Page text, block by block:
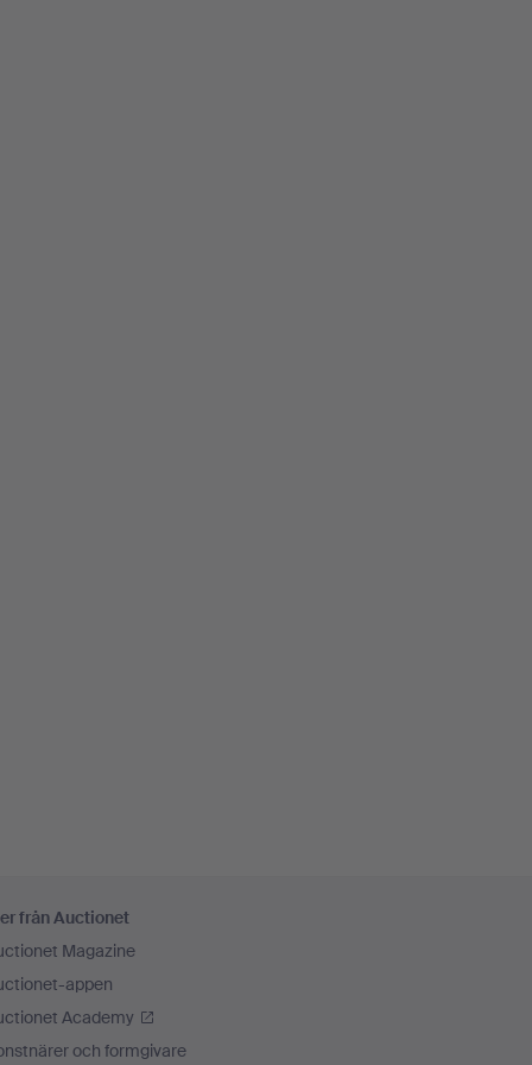
från Auctionet
Magazine
appen
Academy
och formgivare